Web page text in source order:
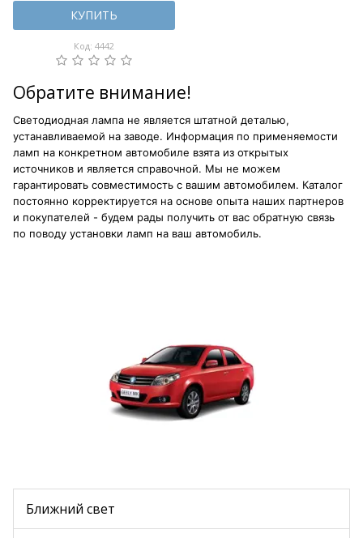
КУПИТЬ
Код: 4442
Обратите внимание!
Светодиодная лампа не является штатной деталью,
устанавливаемой на заводе. Информация по применяемости
ламп на конкретном автомобиле взята из открытых
источников и является справочной. Мы не можем
гарантировать совместимость с вашим автомобилем. Каталог
постоянно корректируется на основе опыта наших партнеров
и покупателей - будем рады получить от вас обратную связь
по поводу установки ламп на ваш автомобиль.
Ближний свет